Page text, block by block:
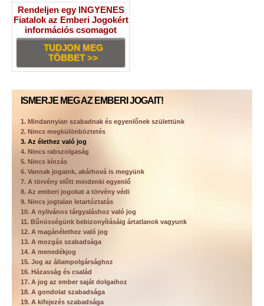
Rendeljen egy INGYENES
Fiatalok az Emberi Jogokért
információs csomagot
TUDJON MEG
TÖBBET >>
ISMERJE MEG AZ EMBERI JOGAIT!
1. Mindannyian szabadnak és egyenlőnek születtünk
2. Nincs megkülönböztetés
3. Az élethez való jog
4. Nincs rabszolgaság
5. Nincs kínzás
6. Vannak jogaink, akárhová is megyünk
7. A törvény előtt mindenki egyenlő
8. Az emberi jogokat a törvény védi
9. Nincs jogtalan letartóztatás
10. A nyilvános tárgyaláshoz való jog
11. Bűnösségünk bebizonyításáig ártatlanok vagyunk
12. A magánélethez való jog
13. A mozgás szabadsága
14. A menedékjog
15. Jog az állampolgársághoz
16. Házasság és család
17. A jog az ember saját dolgaihoz
18. A gondolat szabadsága
19. A kifejezés szabadsága